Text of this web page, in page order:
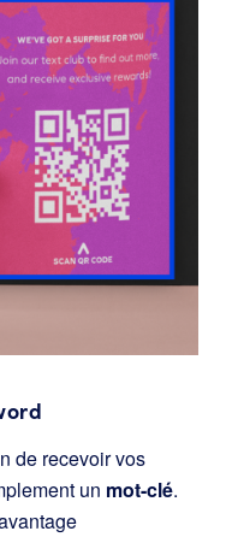
de recevoir vos
un mot-clé.